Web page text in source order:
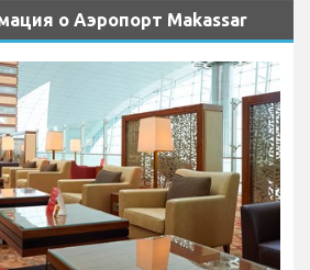
о Аэропорт Makassar